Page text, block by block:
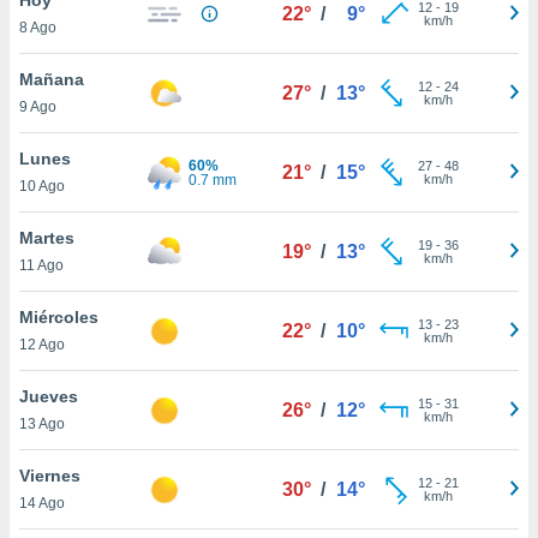
y
en
más
de
8 Ago
22° / 9° 12- 19
km/h
Mañana
9 Ago
27° / 13° 12- 24
km/h
Lunes
10 Ago
60%
0.7 mm
21° / 15° 27- 48
km/h
Martes
11 Ago
19° / 13° 19- 36
km/h
Miércoles
12 Ago
22° / 10° 13- 23
km/h
Jueves
13 Ago
26° / 12° 15- 31
km/h
Viernes
14 Ago
30° / 14° 12- 21
km/h